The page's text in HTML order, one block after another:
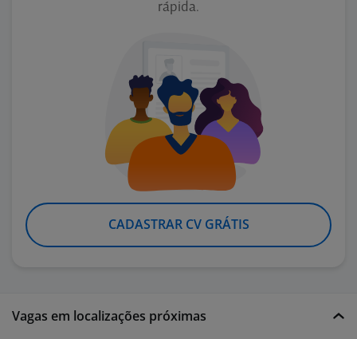
rápida.
CADASTRAR CV GRÁTIS
Vagas em localizações próximas